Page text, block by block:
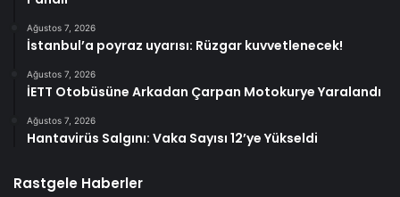
Ağustos 7, 2026
İstanbul’a poyraz uyarısı: Rüzgar kuvvetlenecek!
Ağustos 7, 2026
İETT Otobüsüne Arkadan Çarpan Motokurye Yaralandı
Ağustos 7, 2026
Hantavirüs Salgını: Vaka Sayısı 12’ye Yükseldi
Rastgele Haberler